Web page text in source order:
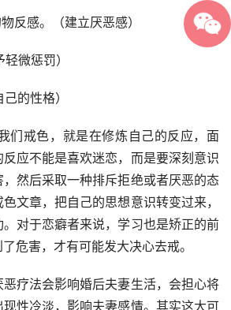
反感。（建立厌恶感）
微惩罚）
的性格）
们戒色，就是在修炼自己的反应，面
应不能是喜欢迷恋，而是要深刻意识
然后采取一种排斥拒绝或者厌恶的态
文章，把自己的思想意识转变过来，
对于恋癖者来说，学习也是矫正的前
危害，才有可能发大决心去戒。
疗法会影响婚后夫妻生活，会担心将
性冷淡，影响夫妻感情。其实这大可